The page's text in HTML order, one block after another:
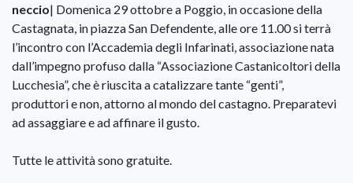
neccio| Domenica 29 ottobre a Poggio, in occasione della
Castagnata, in piazza San Defendente, alle ore 11.00 si terrà
l’incontro con l’Accademia degli Infarinati, associazione nata
dall’impegno profuso dalla “Associazione Castanicoltori della
Lucchesia”, che è riuscita a catalizzare tante “genti”,
produttori e non, attorno al mondo del castagno. Preparatevi
ad assaggiare e ad affinare il gusto.
Tutte le attività sono gratuite.